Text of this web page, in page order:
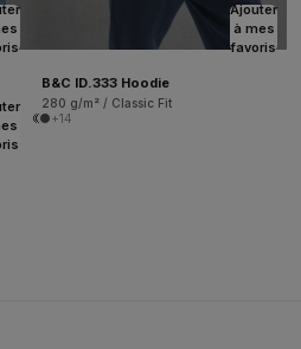
Ajouter
à mes
favoris
B&C ID.333 Hoodie
280 g/m² / Classic Fit
+14